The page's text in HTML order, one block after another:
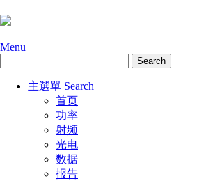
Menu
主選單 Search
首页
功率
射频
光电
数据
报告